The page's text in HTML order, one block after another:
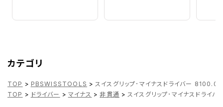
カテゴリ
TOP > PBSWISSTOOLS > スイスグリップ･マイナスドライバー
TOP > ドライバー > マイナス > 非貫通 > スイスグリップ･マイナスドライ